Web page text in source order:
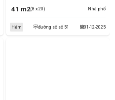
Nhà phố
41 m2(8 x 20)
01-12-2025
Hẻm đường số số 51